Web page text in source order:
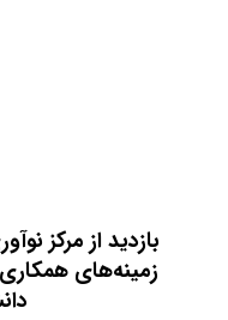
بازدید از مرکز
زمینه‌های